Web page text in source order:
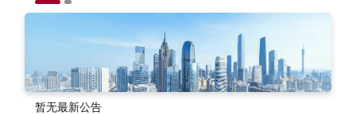
暂无最新公告